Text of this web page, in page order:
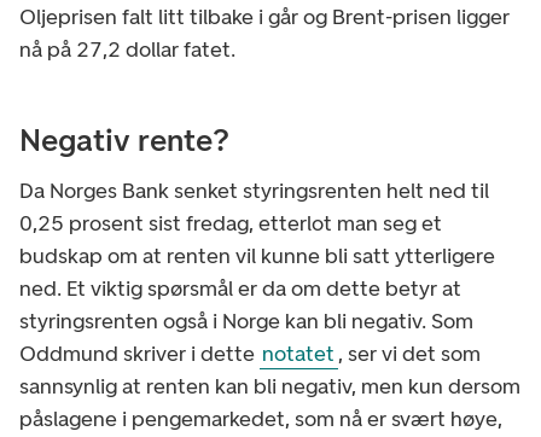
Oljeprisen falt litt tilbake i går og Brent-prisen ligger
nå på 27,2 dollar fatet.
Negativ rente?
Da Norges Bank senket styringsrenten helt ned til
0,25 prosent sist fredag, etterlot man seg et
budskap om at renten vil kunne bli satt ytterligere
ned. Et viktig spørsmål er da om dette betyr at
styringsrenten også i Norge kan bli negativ. Som
Oddmund skriver i dette notatet , ser vi det som
sannsynlig at renten kan bli negativ, men kun dersom
påslagene i pengemarkedet, som nå er svært høye,